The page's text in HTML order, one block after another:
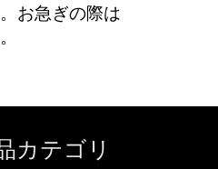
お急ぎの際は
カテゴリ